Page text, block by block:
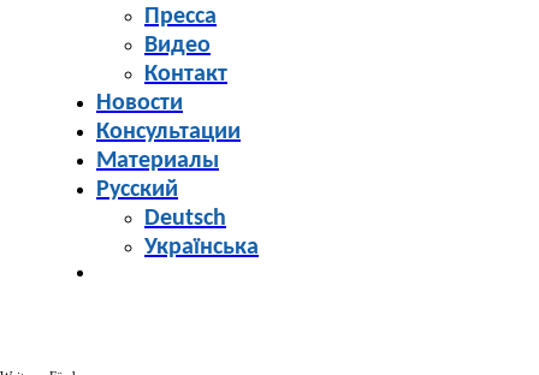
Пресса
Видео
Контакт
Новости
Консультации
Материалы
Русский
Deutsch
Українська